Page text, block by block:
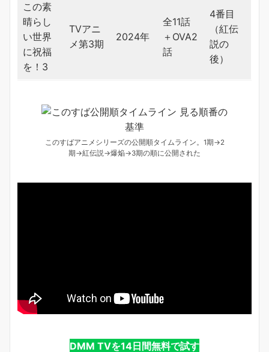
この素
晴らし
い世界
に祝福
を！3
TVアニ
メ第3期
2024年
全11話
＋OVA2
話
4番目
（紅伝
説の
後）
このすばアニメシリーズの公開順タイムライン。1期→2
期→紅伝説→爆焔→3期の順に公開された
DMM TVを14日間無料で試す